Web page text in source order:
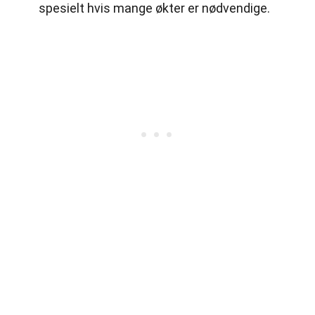
spesielt hvis mange økter er nødvendige.